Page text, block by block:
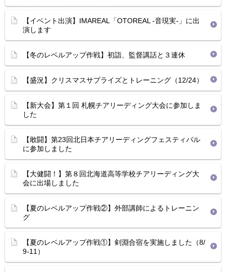
【イベント出演】IMAREAL「OTOREAL -音現実-」に出
演します
【冬のレベルアップ作戦】初詣、監督講話と３連休
【盛況】クリスマスサプライズとトレーニング（12/24）
【新大会】第１回 札幌チアリーディング大会に参加しま
した
【敢闘】第23回北日本チアリーディングフェスティバル
に参加しました
【大健闘！】第８回北海道高等学校チアリーディング大
会に出場しました
【夏のレベルアップ作戦②】外部講師によるトレーニン
グ
【夏のレベルアップ作戦①】剣淵合宿を実施しました（8/
9-11）